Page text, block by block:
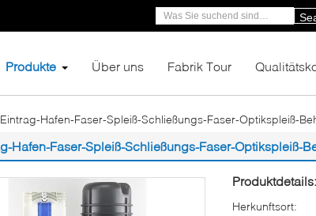
Produkte Über uns Fabrik Tour
Hafen-Faser-Spleiß-Schließungs-Faser-Optikspleiß-
Hafen-Faser-Spleiß-Schließungs-Faser-Optikspleiß-
Produktdetails:
Herkunftsort: